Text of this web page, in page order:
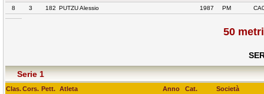
8
3 182 PUTZU Alessio 1987 PM
50
Serie 1
Clas.Cors. Pett. Atleta Anno Cat. Società